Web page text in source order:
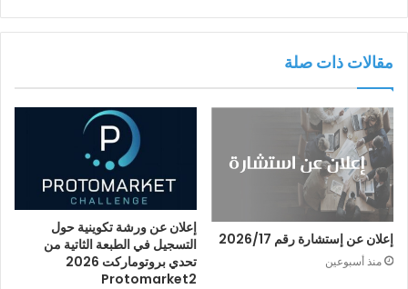
مقالات ذات صلة
إعلان عن إستشارة رقم 2026/17
منذ أسبوعين
إعلان عن ورشة تكوينية حول
التسجيل في الطبعة الثاتية من
تحدي بروتوماركت 2026
Protomarket2